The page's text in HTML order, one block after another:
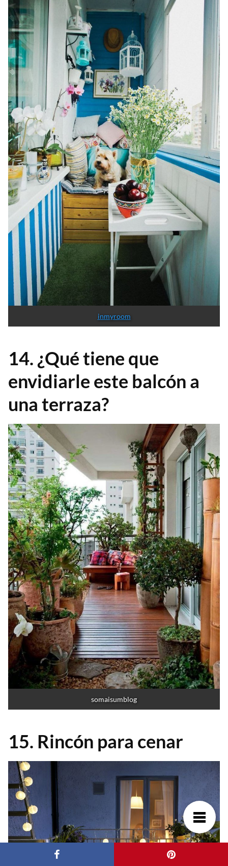
inmyroom
14. ¿Qué tiene que
envidiarle este balcón a
una terraza?
somaisumblog
15. Rincón para cenar